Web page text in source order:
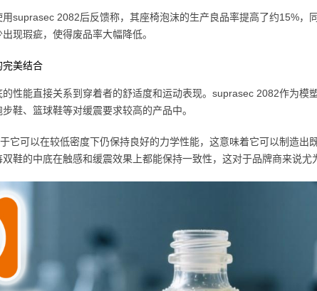
suprasec 2082后反馈称，其座椅泡沫的生产良品率提高了约15%，
现瑕疵，使得废品率大幅降低。
完美结合
性能直接关系到穿着者的舒适度和运动表现。suprasec 2082作为模
鞋、篮球鞋等对缓震要求较高的产品中。
它可以在较低密度下仍保持良好的力学性能，这意味着它可以制造出
鞋的中底在触感和缓震效果上都能保持一致性，这对于品牌商来说尤